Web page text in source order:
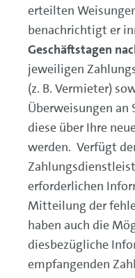
erteilten
benachrichtigt er
Geschäftstagen
jeweiligen
(z. B. Vermieter)
Überweisungen an
diese über Ihre
werden. Verfügt
erforderlichen
Mitteilung der
haben auch die
diesbezügliche
empfangenden